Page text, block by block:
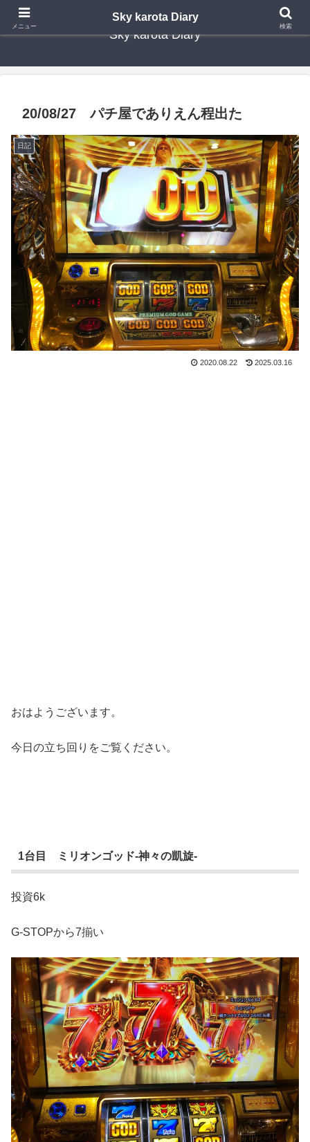
Sky karota Diary
20/08/27 パチ屋でありえん程出た
日記
2020.08.22 2025.03.16
おはようございます。
今日の立ち回りをご覧ください。
1台目 ミリオンゴッド-神々の凱旋-
投資6k
G-STOPから7揃い
メニュー
Sky karota Diary
検索